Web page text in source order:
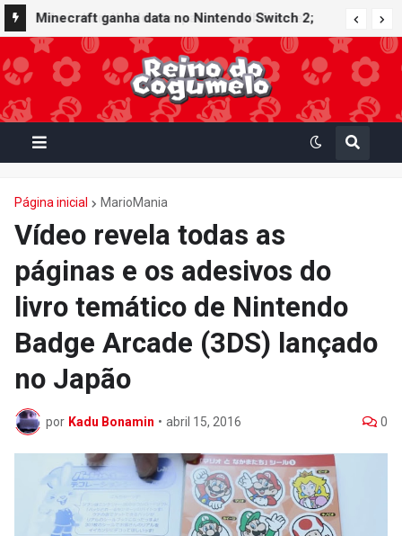
Minecraft ganha data no Nintendo Switch 2;
Super Mario Mash-Up receberá atualização
gráfica exclusiva
Página inicial MarioMania
Vídeo revela todas as
páginas e os adesivos do
livro temático de Nintendo
Badge Arcade (3DS) lançado
no Japão
por Kadu Bonamin • abril 15, 2016 0